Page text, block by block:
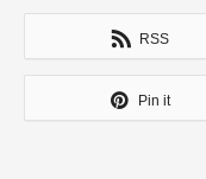
RSS
Pin it